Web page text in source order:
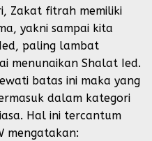
Zakat fitrah memiliki
yakni sampai kita
paling lambat
menunaikan Shalat Ied.
batas ini maka yang
dalam kategori
Hal ini tercantum
mengatakan: